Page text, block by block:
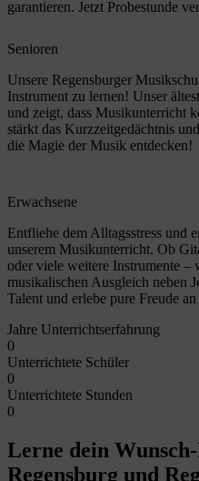
garantieren. Jetzt Probestunde
Senioren
Unsere Regensburger
Instrument zu lernen! Unser
und zeigt, dass Musikunterricht
stärkt das Kurzzeitgedächtnis
die Magie der Musik entdecken!
Erwachsene
Entfliehe dem Alltagsstress und
unserem Musikunterricht. Ob
oder viele weitere Instrumente –
musikalischen Ausgleich neben
Talent und erlebe pure Freude
Jahre Unterrichtserfahrung
0
Unterrichtete Schüler
0
Unterrichtete Stunden
0
Lerne dein
Regensburg und